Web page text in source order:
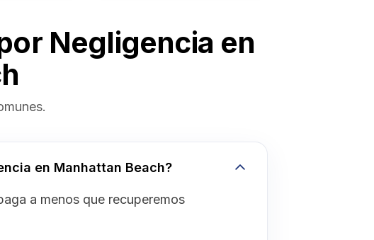
Negligencia en
en Manhattan Beach?
a menos que recuperemos